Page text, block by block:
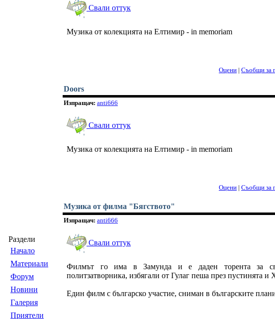
Раздели
Началo
Материали
Форум
Новини
Галерия
Приятели
Свали оттук
Музика от колекцията на Елтимир - in memoriam
Оцени | Съобщи за
Doors
Изпращач: anti666
Свали оттук
Музика от колекцията на Елтимир - in memoriam
Оцени | Съобщи за
Музика от филма "Бягството"
Изпращач: anti666
Свали оттук
Филмът го има в Замунда и е даден торента за
политзатворника, избягали от Гулаг пеша през пустинята и
Един филм с българско участие, сниман в българските